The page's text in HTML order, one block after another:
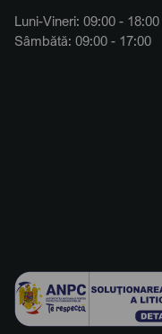
Luni-Vineri: 09:00 - 18:00
Sâmbătă: 09:00 - 17:00